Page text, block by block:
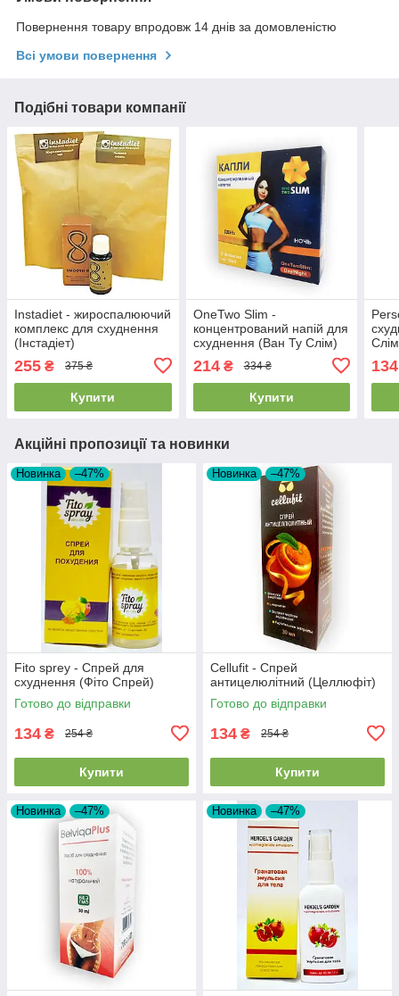
Повернення товару впродовж 14 днів за домовленістю
Всі умови повернення
Подібні товари компанії
Instadiet - жироспалюючий
комплекс для схуднення
(Інстадіет)
255 ₴ 375 ₴
Купити
OneTwo Slim -
концентрований напій для
схуднення (Ван Ту Слім)
214₴ 334 ₴
Купити
134
Акційні пропозиції та новинки
Новинка –47%
Fito sprey - Спрей для
схуднення (Фіто Спрей)
Готово до відправки
134 ₴ 254 ₴
Купити
Новинка –47%
Cellufit - Спрей
антицелюлітний (Целлюфіт)
Готово до відправки
134 ₴ 254 ₴
Купити
Новинка –47% Новинка –47%